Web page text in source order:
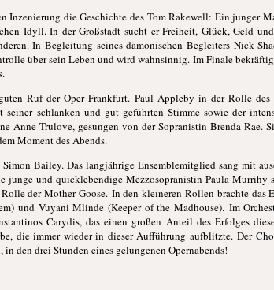
Inzenierung die Geschichte des Tom Rakewell: Ein junger
Idyll. In der Großstadt sucht er Freiheit, Glück, Geld
In Begleitung seines dämonischen Begleiters Nick
über sein Leben und wird wahnsinnig. Im Finale
Ruf der Oper Frankfurt. Paul Appleby in der Rolle
schlanken und gut geführten Stimme sowie der
Anne Trulove, gesungen von der Sopranistin Brenda Rae.
Moment des Abends.
Bailey. Das langjährige Ensemblemitglied sang mit
junge und quicklebendige Mezzosopranistin Paula Murrihy
der Mother Goose. In den kleineren Rollen brachte das
und Vuyani Mlinde (Keeper of the Madhouse). Im
Carydis, das einen großen Anteil des Erfolges
die immer wieder in dieser Aufführung aufblitzte. Der
den drei Stunden eines gelungenen Opernabends!